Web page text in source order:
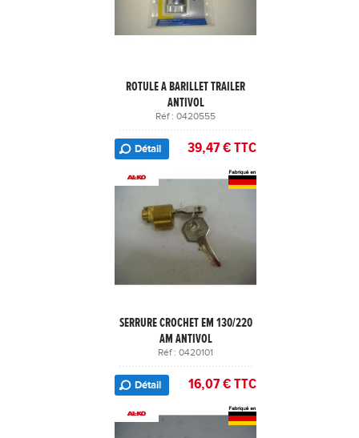
ROTULE A BARILLET TRAILER
ANTIVOL
Réf : 0420555
Détail 39,47 € TTC
SERRURE CROCHET EM 130/220
AM ANTIVOL
Réf : 0420101
Détail 16,07 € TTC